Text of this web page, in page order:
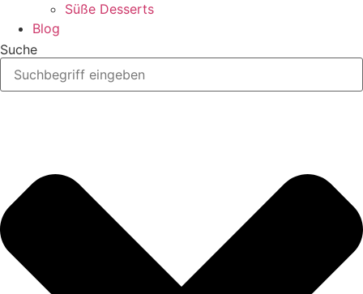
Süße Desserts
Blog
Suche